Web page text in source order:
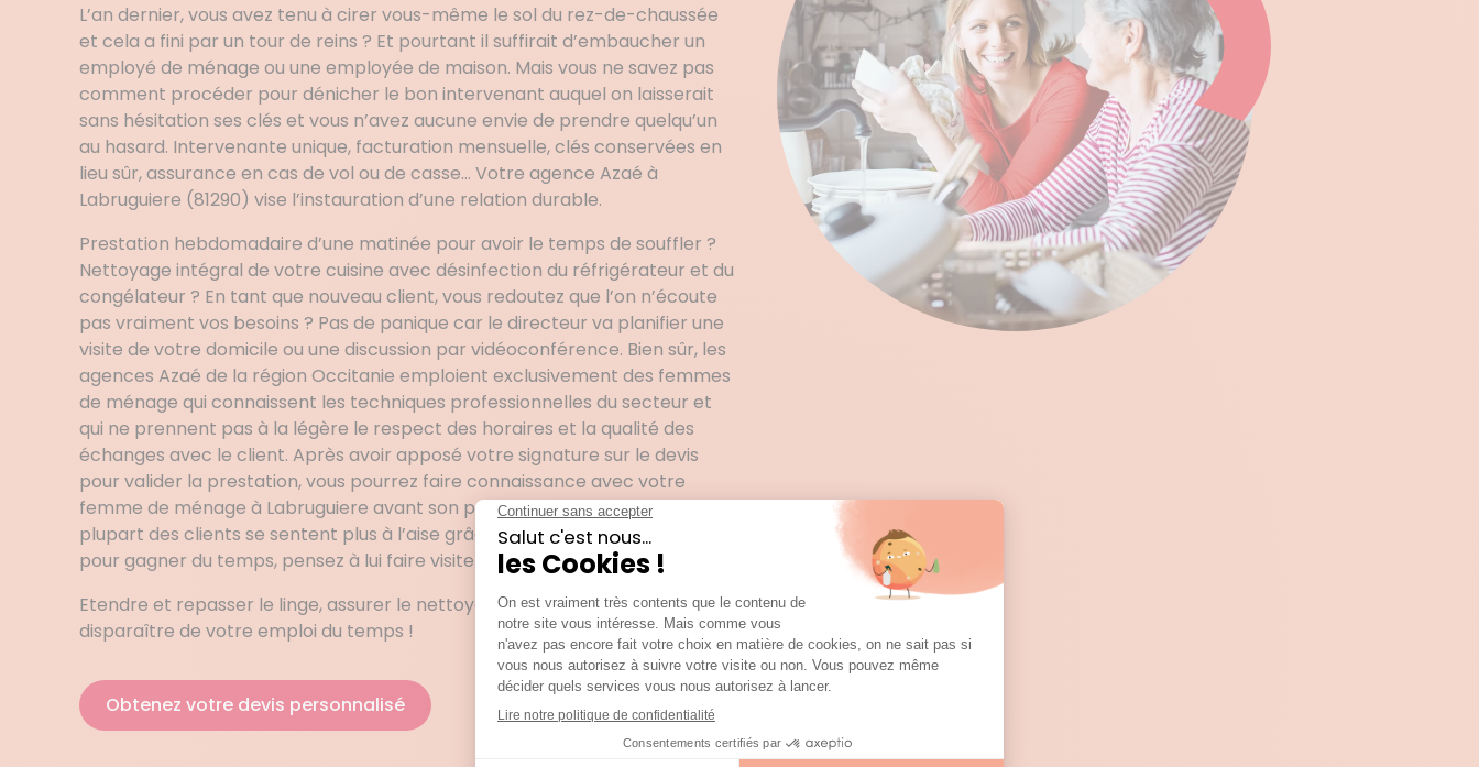
L’an dernier, vous avez tenu à cirer vous-même le sol du rez-de-chaussée
et cela a fini par un tour de reins ? Et pourtant il suffirait d’embaucher un
employé de ménage ou une employée de maison. Mais vous ne savez pas
comment procéder pour dénicher le bon intervenant auquel on laisserait
sans hésitation ses clés et vous n’avez aucune envie de prendre quelqu’un
au hasard. Intervenante unique, facturation mensuelle, clés conservées en
lieu sûr, assurance en cas de vol ou de casse… Votre agence Azaé à
Labruguiere (81290) vise l’instauration d’une relation durable.
Prestation hebdomadaire d’une matinée pour avoir le temps de souffler ?
Nettoyage intégral de votre cuisine avec désinfection du réfrigérateur et du
congélateur ? En tant que nouveau client, vous redoutez que l’on n’écoute
pas vraiment vos besoins ? Pas de panique car le directeur va planifier une
visite de votre domicile ou une discussion par vidéoconférence. Bien sûr, les
agences Azaé de la région Occitanie emploient exclusivement des femmes
de ménage qui connaissent les techniques professionnelles du secteur et
qui ne prennent pas à la légère le respect des horaires et la qualité des
échanges avec le client. Après avoir apposé votre signature sur le devis
pour valider la prestation, vous pourrez faire connaissance avec votre
femme de ménage à Labruguiere avant son premier déplacement. La
plupart des clients se sentent plus à l’aise grâce à cette entrevue initiale. Et
pour gagner du temps, pensez à lui faire visiter votre appartement.
Etendre et repasser le linge, assurer le nettoyage courant… Tout cela va
disparaître de votre emploi du temps !
Obtenez votre devis personnalisé